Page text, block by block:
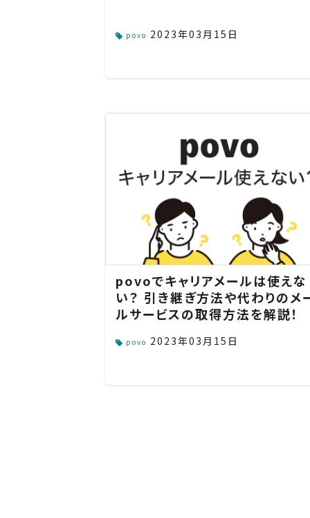
povo 2023年03月15日
povoでキャリアメールは使えな
い？ 引き継ぎ方法や代わりのメ
ルサービスの取得方法を解説！
povo 2023年03月15日